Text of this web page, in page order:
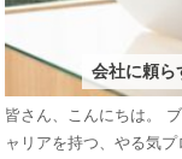
会社に頼ら
皆さん、こんにちは。
ャリアを持つ、やる気